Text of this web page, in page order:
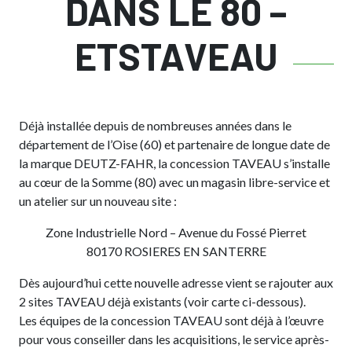
DANS LE 80 –
ETSTAVEAU
Déjà installée depuis de nombreuses années dans le
département de l’Oise (60) et partenaire de longue date de
la marque DEUTZ-FAHR, la concession TAVEAU s’installe
au cœur de la Somme (80) avec un magasin libre-service et
un atelier sur un nouveau site :
Zone Industrielle Nord – Avenue du Fossé Pierret
80170 ROSIERES EN SANTERRE
Dès aujourd’hui cette nouvelle adresse vient se rajouter aux
2 sites TAVEAU déjà existants (voir carte ci-dessous).
Les équipes de la concession TAVEAU sont déjà à l’œuvre
pour vous conseiller dans les acquisitions, le service après-